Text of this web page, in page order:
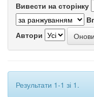
Вивести на сторінку
Автори
Результати 1-1 зі 1.